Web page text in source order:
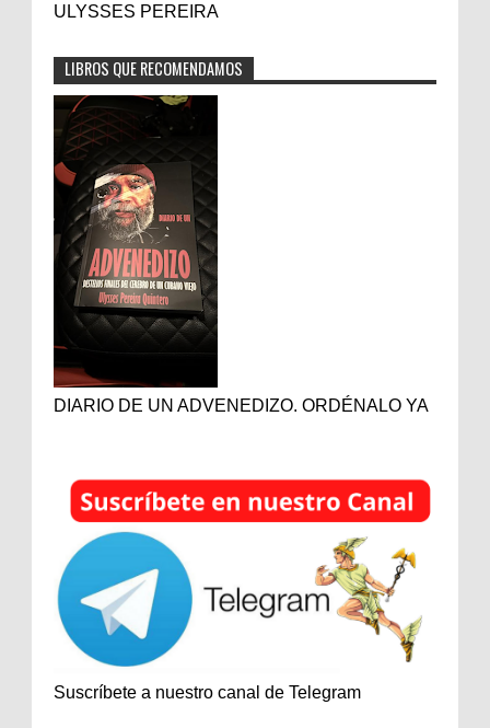
ULYSSES PEREIRA
LIBROS QUE RECOMENDAMOS
DIARIO DE UN ADVENEDIZO. ORDÉNALO YA
Suscríbete a nuestro canal de Telegram